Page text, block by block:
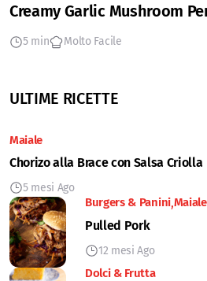
Creamy Garlic Mushroom
5 min Molto Facile
ULTIME RICETTE
Maiale
Chorizo alla Brace con Salsa Criolla
5 mesi Ago
Burgers & Panini Maiale
Pulled Pork
12 mesi Ago
Dolci & Frutta